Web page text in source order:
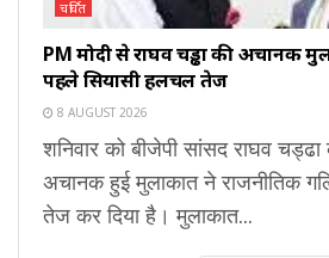
चर्चित
PM मोदी से राघव चड्ढा की अचानक
पहले सियासी हलचल तेज
8 AUGUST 2026
शनिवार को बीजेपी सांसद राघव
अचानक हुई मुलाकात ने राजनीतिक
तेज कर दिया है। मुलाकात...